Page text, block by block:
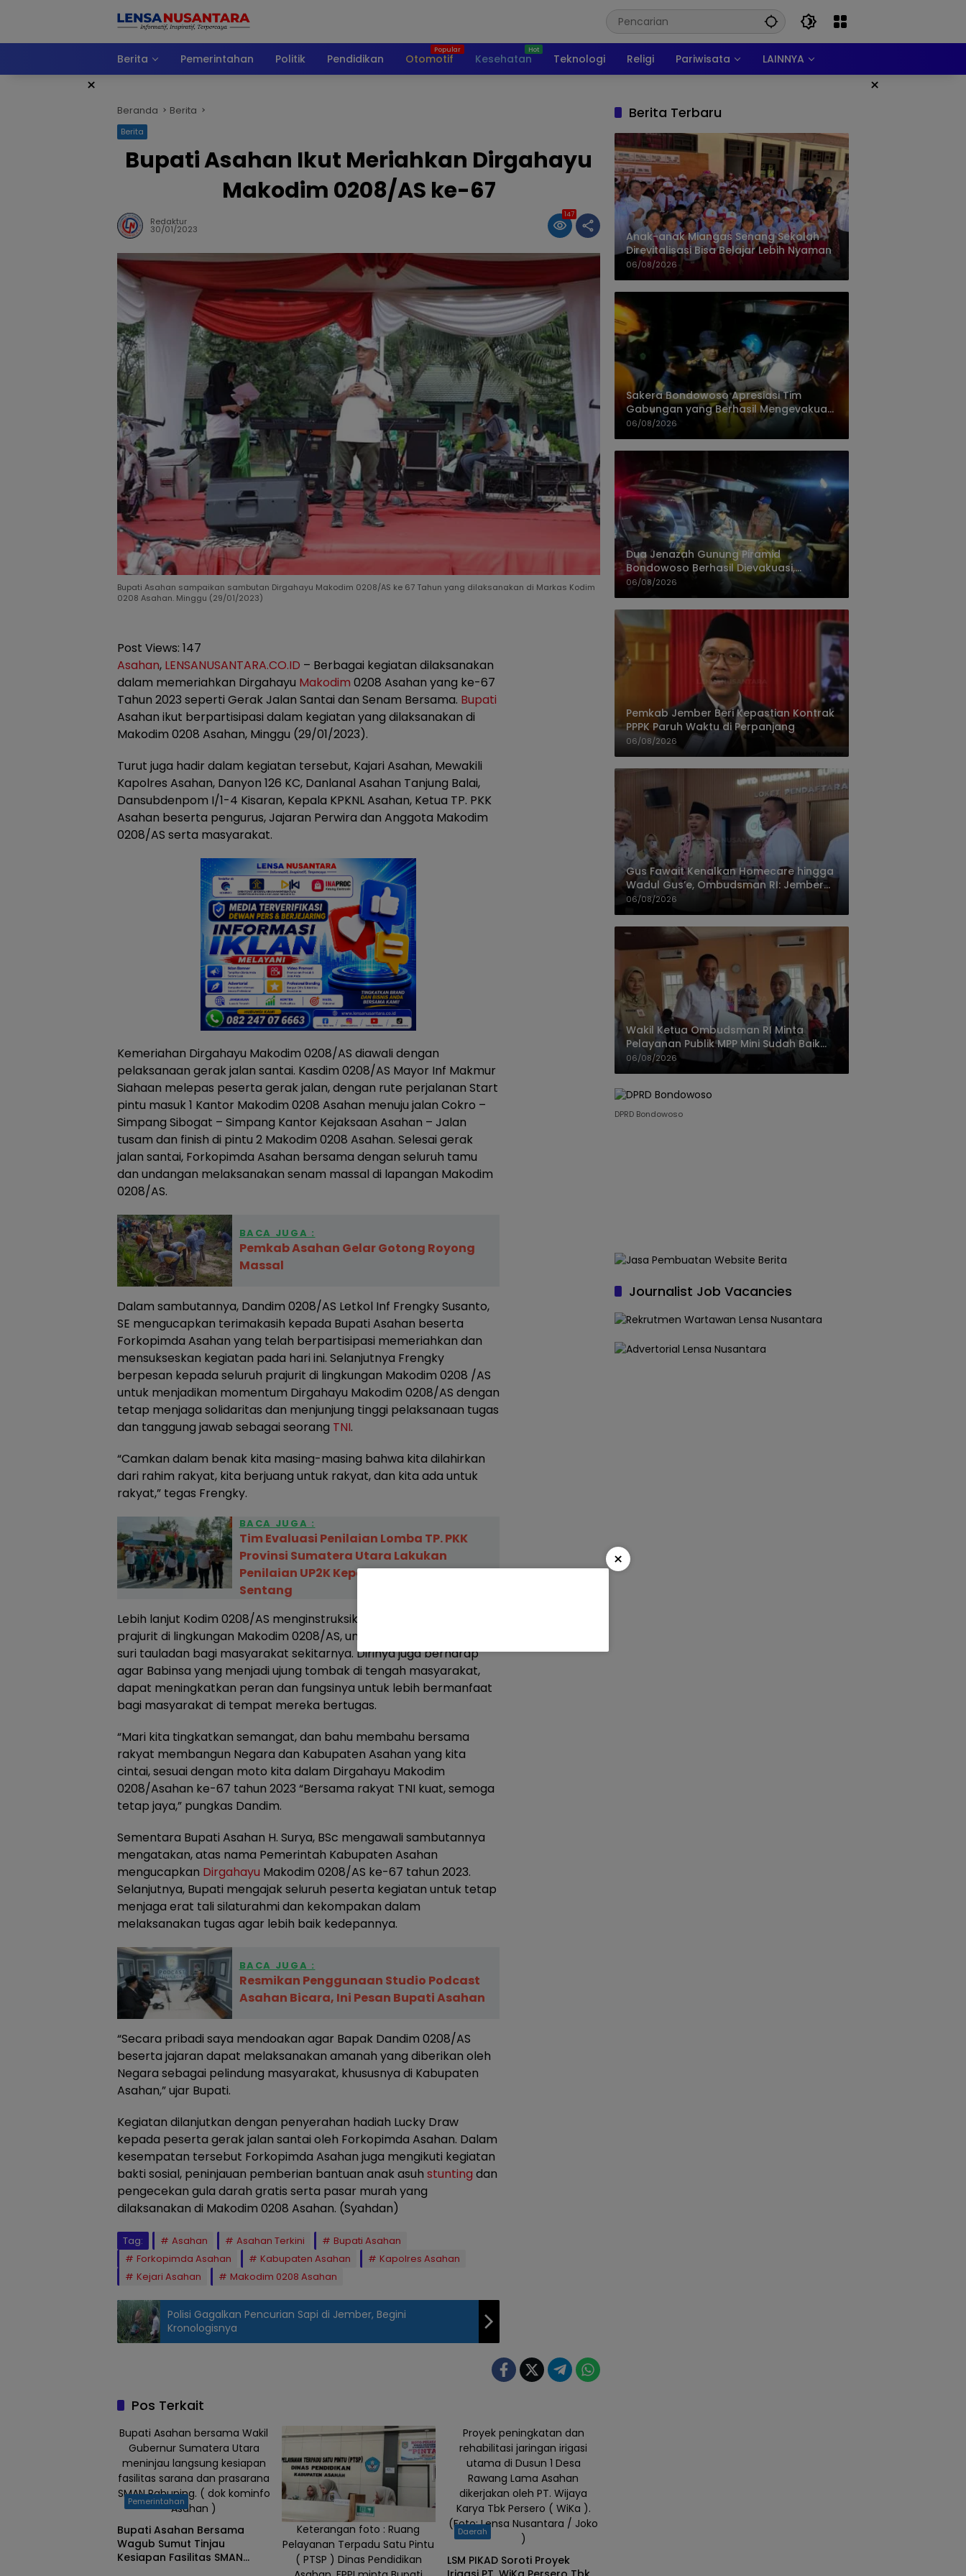
Berita
Pemerintahan Politik Pendidikan Otomotif Kesehatan Teknologi Religi Pariwisata LAINNYA
× ×
Beranda Berita
Berita
Bupati Asahan Ikut Meriahkan Dirgahayu
Makodim 0208/AS ke-67
Redaktur
30/01/2023
147
Bupati Asahan sampaikan sambutan Dirgahayu Makodim 0208/AS ke 67 Tahun yang dilaksanakan di Markas Kodim
0208 Asahan. Minggu (29/01/2023)
Post Views: 147
Asahan, LENSANUSANTARA.CO.ID – Berbagai kegiatan dilaksanakan
dalam memeriahkan Dirgahayu Makodim 0208 Asahan yang ke-67
Tahun 2023 seperti Gerak Jalan Santai dan Senam Bersama. Bupati
Asahan ikut berpartisipasi dalam kegiatan yang dilaksanakan di
Makodim 0208 Asahan, Minggu (29/01/2023).
Turut juga hadir dalam kegiatan tersebut, Kajari Asahan, Mewakili
Kapolres Asahan, Danyon 126 KC, Danlanal Asahan Tanjung Balai,
Dansubdenpom I/1-4 Kisaran, Kepala KPKNL Asahan, Ketua TP. PKK
Asahan beserta pengurus, Jajaran Perwira dan Anggota Makodim
0208/AS serta masyarakat.
Kemeriahan Dirgahayu Makodim 0208/AS diawali dengan
pelaksanaan gerak jalan santai. Kasdim 0208/AS Mayor Inf Makmur
Siahaan melepas peserta gerak jalan, dengan rute perjalanan Start
pintu masuk 1 Kantor Makodim 0208 Asahan menuju jalan Cokro –
Simpang Sibogat – Simpang Kantor Kejaksaan Asahan – Jalan
tusam dan finish di pintu 2 Makodim 0208 Asahan. Selesai gerak
jalan santai, Forkopimda Asahan bersama dengan seluruh tamu
dan undangan melaksanakan senam massal di lapangan Makodim
0208/AS.
BACA JUGA :
Pemkab Asahan Gelar Gotong Royong
Massal
Dalam sambutannya, Dandim 0208/AS Letkol Inf Frengky Susanto,
SE mengucapkan terimakasih kepada Bupati Asahan beserta
Forkopimda Asahan yang telah berpartisipasi memeriahkan dan
mensukseskan kegiatan pada hari ini. Selanjutnya Frengky
berpesan kepada seluruh prajurit di lingkungan Makodim 0208 /AS
untuk menjadikan momentum Dirgahayu Makodim 0208/AS dengan
tetap menjaga solidaritas dan menjunjung tinggi pelaksanaan tugas
dan tanggung jawab sebagai seorang TNI.
“Camkan dalam benak kita masing-masing bahwa kita dilahirkan
dari rahim rakyat, kita berjuang untuk rakyat, dan kita ada untuk
rakyat,” tegas Frengky.
BACA JUGA :
Tim Evaluasi Penilaian Lomba TP. PKK
Provinsi Sumatera Utara Lakukan
Penilaian UP2K Kepada Kelurahan
Sentang
Lebih lanjut Kodim 0208/AS menginstruksikan agar seluruh jajaran
prajurit di lingkungan Makodim 0208/AS, untuk menjadi pelopor dan
suri tauladan bagi masyarakat sekitarnya. Dirinya juga berharap
agar Babinsa yang menjadi ujung tombak di tengah masyarakat,
dapat meningkatkan peran dan fungsinya untuk lebih bermanfaat
bagi masyarakat di tempat mereka bertugas.
“Mari kita tingkatkan semangat, dan bahu membahu bersama
rakyat membangun Negara dan Kabupaten Asahan yang kita
cintai, sesuai dengan moto kita dalam Dirgahayu Makodim
0208/Asahan ke-67 tahun 2023 “Bersama rakyat TNI kuat, semoga
tetap jaya,” pungkas Dandim.
Sementara Bupati Asahan H. Surya, BSc mengawali sambutannya
mengatakan, atas nama Pemerintah Kabupaten Asahan
mengucapkan Dirgahayu Makodim 0208/AS ke-67 tahun 2023.
Selanjutnya, Bupati mengajak seluruh peserta kegiatan untuk tetap
menjaga erat tali silaturahmi dan kekompakan dalam
melaksanakan tugas agar lebih baik kedepannya.
BACA JUGA :
Resmikan Penggunaan Studio Podcast
Asahan Bicara, Ini Pesan Bupati Asahan
“Secara pribadi saya mendoakan agar Bapak Dandim 0208/AS
beserta jajaran dapat melaksanakan amanah yang diberikan oleh
Negara sebagai pelindung masyarakat, khususnya di Kabupaten
Asahan,” ujar Bupati.
Kegiatan dilanjutkan dengan penyerahan hadiah Lucky Draw
kepada peserta gerak jalan santai oleh Forkopimda Asahan. Dalam
kesempatan tersebut Forkopimda Asahan juga mengikuti kegiatan
bakti sosial, peninjauan pemberian bantuan anak asuh stunting dan
pengecekan gula darah gratis serta pasar murah yang
dilaksanakan di Makodim 0208 Asahan. (Syahdan)
Tag: Asahan Asahan Terkini
Bupati Asahan
Forkopimda Asahan
Kabupaten Asahan
Kapolres Asahan
Kejari Asahan
Makodim 0208 Asahan
Polisi Gagalkan Pencurian Sapi di Jember, Begini
Kronologisnya
Pos Terkait
Bupati Asahan bersama Wakil
Gubernur Sumatera Utara
meninjau langsung kesiapan
fasilitas sarana dan prasarana
SMAN Rahuning. ( dok kominfo
Asahan )
Pemerintahan
Bupati Asahan Bersama
Wagub Sumut Tinjau
Kesiapan Fasilitas SMAN
Keterangan foto : Ruang
Pelayanan Terpadu Satu Pintu
( PTSP ) Dinas Pendidikan
Proyek peningkatan dan
rehabilitasi jaringan irigasi
utama di Dusun 1 Desa
Rawang Lama Asahan
dikerjakan oleh PT. Wijaya
Karya Tbk Persero ( WiKa ).
(Foto: Lensa Nusantara / Joko
)
Daerah
LSM PIKAD Soroti Proyek
Berita Terbaru
Anak-anak Miangas Senang Sekolah
Direvitalisasi Bisa Belajar Lebih Nyaman
06/08/2026
Sakera Bondowoso Apresiasi Tim
Gabungan yang Berhasil Mengevakuasi
Dua Korban Gunung Piramid
06/08/2026
Dua Jenazah Gunung Piramid
Bondowoso Berhasil Dievakuasi,
Kapolres Aryo Apresiasi Tim Gabungan
06/08/2026
Pemkab Jember Beri Kepastian Kontrak
PPPK Paruh Waktu di Perpanjang
06/08/2026
Gus Fawait Kenalkan Homecare hingga
Wadul Gus’e, Ombudsman RI: Jember
Berhasil Hadirkan Layanan Kualitas
06/08/2026
Wakil Ketua Ombudsman RI Minta
Pelayanan Publik MPP Mini Sudah Baik
Terus Dipertahankan
06/08/2026
DPRD Bondowoso
Journalist Job Vacancies
×